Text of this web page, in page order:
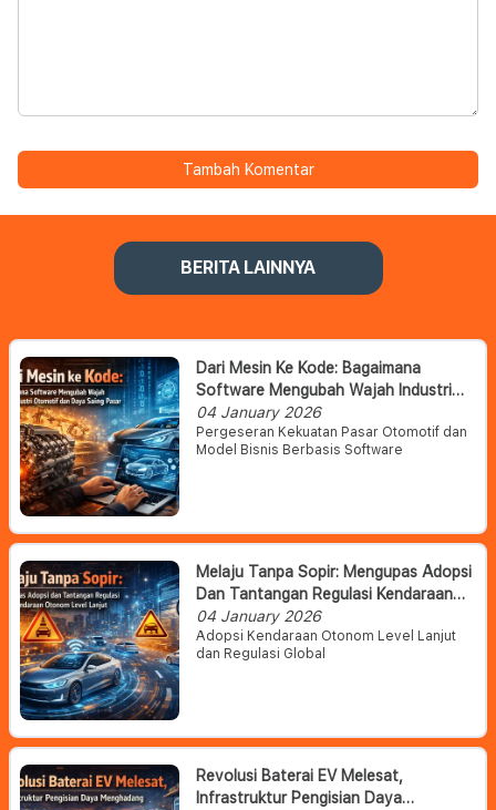
Tambah Komentar
BERITA LAINNYA
Dari Mesin Ke Kode: Bagaimana
Software Mengubah Wajah Industri
Otomotif Dan Daya Saing Pasar
04 January 2026
Pergeseran Kekuatan Pasar Otomotif dan
Model Bisnis Berbasis Software
Melaju Tanpa Sopir: Mengupas Adopsi
Dan Tantangan Regulasi Kendaraan
Otonom Level Lanjut
04 January 2026
Adopsi Kendaraan Otonom Level Lanjut
dan Regulasi Global
Revolusi Baterai EV Melesat,
Infrastruktur Pengisian Daya